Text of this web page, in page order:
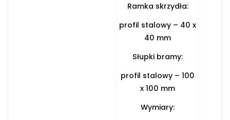
Ramka skrzydła:
profil stalowy – 40 x
40 mm
Słupki bramy:
profil stalowy – 100
x 100 mm
Wymiary: